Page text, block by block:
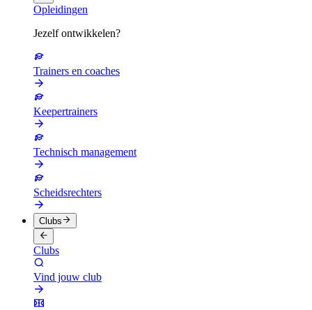
Opleidingen
Jezelf ontwikkelen?
Trainers en coaches
Keepertrainers
Technisch management
Scheidsrechters
Clubs
Clubs
Vind jouw club